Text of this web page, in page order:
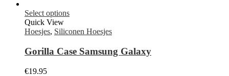
Select options
Quick View
Hoesjes, Siliconen Hoesjes
Gorilla Case Samsung Galaxy
€19.95